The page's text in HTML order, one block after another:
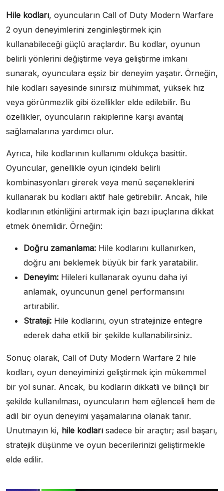
Hile kodları, oyuncuların Call of Duty Modern Warfare
2 oyun deneyimlerini zenginleştirmek için
kullanabileceği güçlü araçlardır. Bu kodlar, oyunun
belirli yönlerini değiştirme veya geliştirme imkanı
sunarak, oyunculara eşsiz bir deneyim yaşatır. Örneğin,
hile kodları sayesinde sınırsız mühimmat, yüksek hız
veya görünmezlik gibi özellikler elde edilebilir. Bu
özellikler, oyuncuların rakiplerine karşı avantaj
sağlamalarına yardımcı olur.
Ayrıca, hile kodlarının kullanımı oldukça basittir.
Oyuncular, genellikle oyun içindeki belirli
kombinasyonları girerek veya menü seçeneklerini
kullanarak bu kodları aktif hale getirebilir. Ancak, hile
kodlarının etkinliğini artırmak için bazı ipuçlarına dikkat
etmek önemlidir. Örneğin:
Doğru zamanlama: Hile kodlarını kullanırken,
doğru anı beklemek büyük bir fark yaratabilir.
Deneyim: Hileleri kullanarak oyunu daha iyi
anlamak, oyuncunun genel performansını
artırabilir.
Strateji: Hile kodlarını, oyun stratejinize entegre
ederek daha etkili bir şekilde kullanabilirsiniz.
Sonuç olarak, Call of Duty Modern Warfare 2 hile
kodları, oyun deneyiminizi geliştirmek için mükemmel
bir yol sunar. Ancak, bu kodların dikkatli ve bilinçli bir
şekilde kullanılması, oyuncuların hem eğlenceli hem de
adil bir oyun deneyimi yaşamalarına olanak tanır.
Unutmayın ki, hile kodları sadece bir araçtır; asıl başarı,
stratejik düşünme ve oyun becerilerinizi geliştirmekle
elde edilir.